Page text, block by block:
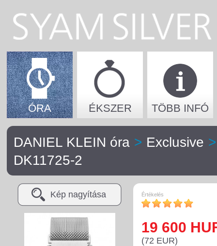
ÓRA ÉKSZER TÖBB INFÓ
DANIEL KLEIN óra > Exclusive >
DK11725-2
Értékelés
19 600
(72 EUR)
Kép nagyítása